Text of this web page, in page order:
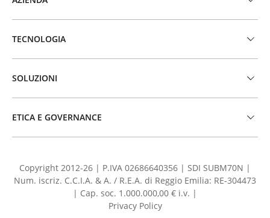
TECNOLOGIA
SOLUZIONI
ETICA E GOVERNANCE
Copyright 2012-26 | P.IVA 02686640356 | SDI SUBM70N |
Num. iscriz. C.C.I.A. & A. / R.E.A. di Reggio Emilia: RE-304473
| Cap. soc. 1.000.000,00 € i.v. |
Privacy Policy